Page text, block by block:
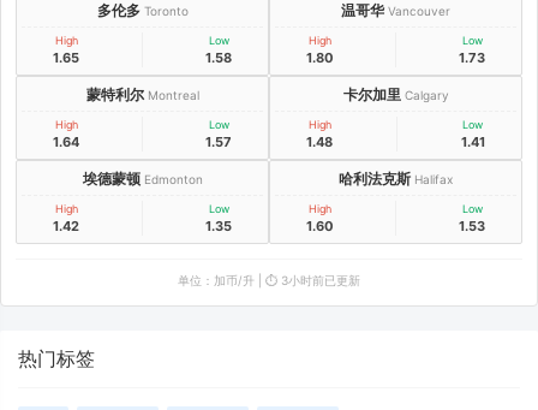
多伦多 Toronto
High
1.65
Low
1.58
温哥华 Vancouver
High
1.80
Low
1.73
蒙特利尔 Montreal
High
1.64
Low
1.57
卡尔加里 Calgary
High
1.48
Low
1.41
埃德蒙顿 Edmonton
High
1.42
Low
1.35
哈利法克斯 Halifax
High
1.60
Low
1.53
单位：加币/升 | ⏱️ 3小时前已更新
热门标签